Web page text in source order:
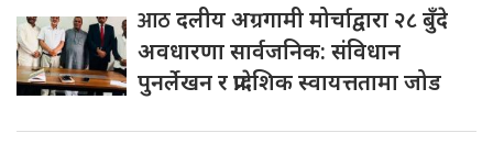
आठदलीय अग्रगामी मोर्चाद्वारा २८ बुँदे
अवधारणा सार्वजनिक: संविधान
पुनर्लेखन र प्रादेशिक स्वायत्ततामा जोड